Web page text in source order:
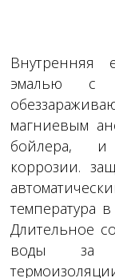
Внутренняя
эмалью с
магниевым
бойлера, и
коррозии.
температура
Длительное
воды за